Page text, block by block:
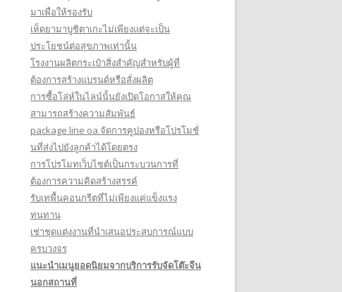
มาเพื่อให้รองรับ
เห็ดยามาบูชิตาเกะไม่เพียงแต่จะเป็น
ประโยชน์ต่อสุขภาพเท่านั้น
โรงงานผลิตกระเป๋าสิ่งสำคัญสำหรับผู้ที่
ต้องการสร้างแบรนด์หรือสั่งผลิต
การซื้อโล่ห์ในไลน์นั้นยังเปิดโอกาสให้คุณ
สามารถสร้างความสัมพันธ์
package line oa จัดการคูปองหรือโปรโมชั่
นที่ส่งไปยังลูกค้าได้โดยตรง
การโปรโมทเว็บไซต์เป็นกระบวนการที่
ต้องการความคิดสร้างสรรค์
รับเทพื้นคอนกรีตที่ไม่เพียงแค่แข็งแรง
ทนทาน
เช่าชุดแต่งงานที่นำเสนอประสบการณ์แบบ
ครบวงจร
แนะนำเมนูยอดนิยมจากบริการรับจัดโต๊ะจีน
นอกสถานที่